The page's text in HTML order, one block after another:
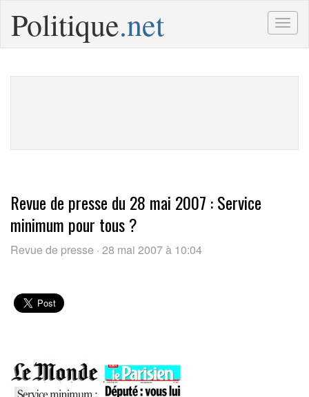
Politique.net
Revue de presse du 28 mai 2007 : Service
minimum pour tous ?
Revue de presse · 28 mai 2007 à 10:04